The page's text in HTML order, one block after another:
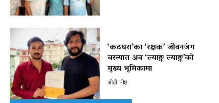
‘कठघरा’का ‘रक्षक’ जीवनजंग
बस्न्यात अब ‘ल्याङ्ग ल्याङ्ग’को
मुख्य भूमिकामा
ओहो पोष्ट